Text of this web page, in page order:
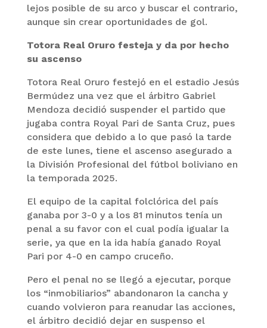
lejos posible de su arco y buscar el contrario,
aunque sin crear oportunidades de gol.
Totora Real Oruro festeja y da por hecho
su ascenso
Totora Real Oruro festejó en el estadio Jesús
Bermúdez una vez que el árbitro Gabriel
Mendoza decidió suspender el partido que
jugaba contra Royal Pari de Santa Cruz, pues
considera que debido a lo que pasó la tarde
de este lunes, tiene el ascenso asegurado a
la División Profesional del fútbol boliviano en
la temporada 2025.
El equipo de la capital folclórica del país
ganaba por 3-0 y a los 81 minutos tenía un
penal a su favor con el cual podía igualar la
serie, ya que en la ida había ganado Royal
Pari por 4-0 en campo cruceño.
Pero el penal no se llegó a ejecutar, porque
los “inmobiliarios” abandonaron la cancha y
cuando volvieron para reanudar las acciones,
el árbitro decidió dejar en suspenso el